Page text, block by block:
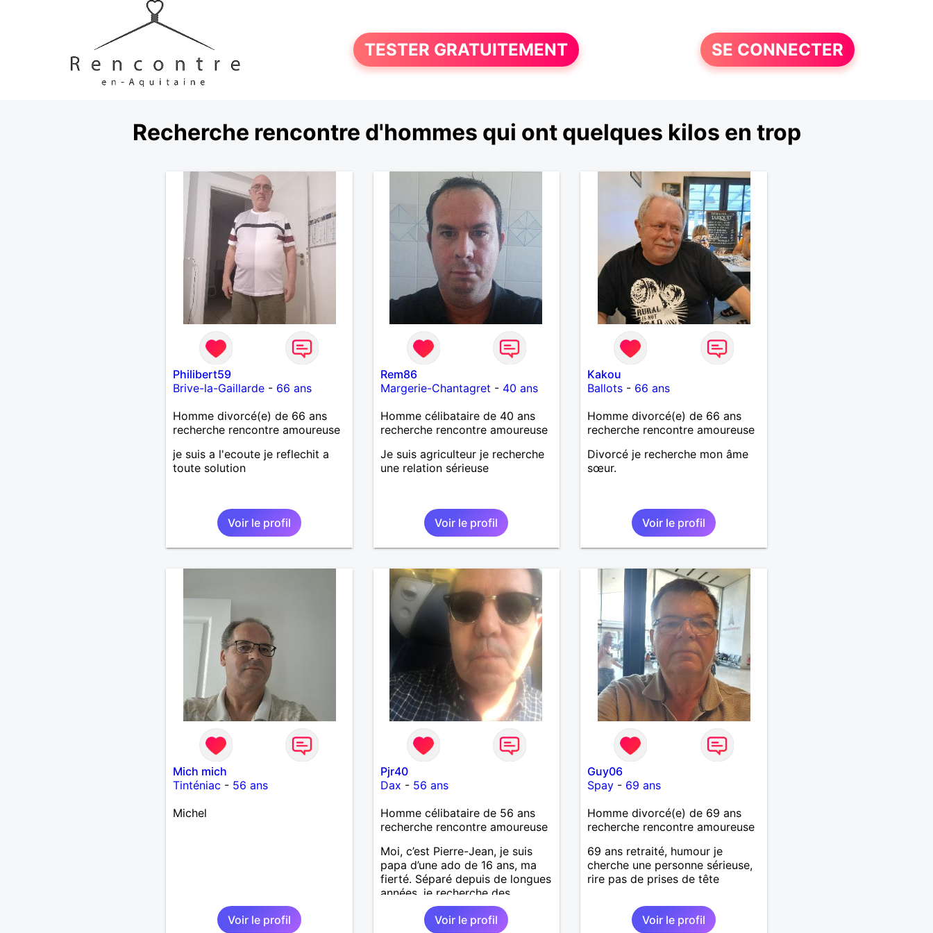
TESTER GRATUITEMENT SE CONNECTER
Recherche rencontre d'hommes qui ont quelques kilos en trop
Philibert59
Brive-la-Gaillarde- 66 ans
Homme divorcé(e) de 66 ans
recherche rencontre amoureuse
je suis a l'ecoute je reflechit a
toute solution
Voir le profil
Rem86
Margerie-Chantagret - 40 ans
Homme célibataire de 40 ans
recherche rencontre amoureuse
Je suis agriculteur je recherche
une relation sérieuse
Voir le profil
Kakou
Ballots - 66 ans
Homme divorcé(e) de 66 ans
recherche rencontre amoureuse
Divorcé je recherche mon âme
sœur.
Voir le profil
Mich mich
Tinténiac - 56 ans
Michel
Voir le profil
Pjr40
Dax - 56 ans
Homme célibataire de 56 ans
recherche rencontre amoureuse
Moi, c’est Pierre-Jean, je suis
papa d’une ado de 16 ans, ma
fierté. Séparé depuis de longues
années, je recherche des
affinités amicales afin de
rompre une solitude parfois
Voir le profil
Guy06
Spay - 69 ans
Homme divorcé(e) de 69 ans
recherche rencontre amoureuse
69 ans retraité, humour je
cherche une personne sérieuse,
rire pas de prises de tête
Voir le profil